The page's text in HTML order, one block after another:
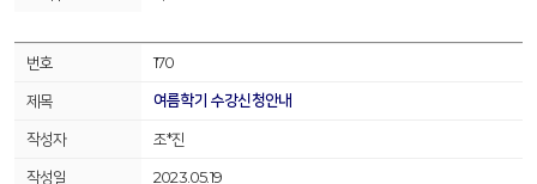
170
여름학기 수강신청안내
조*진
2023.05.19